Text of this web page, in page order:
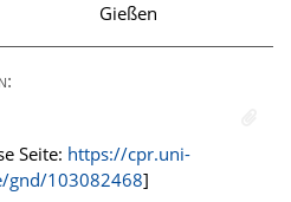
Gießen
Seite: https://cpr.uni-
gnd/103082468]